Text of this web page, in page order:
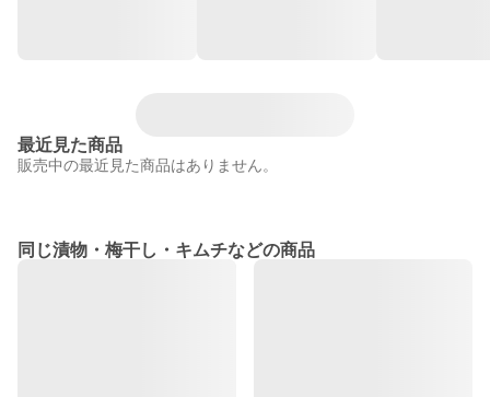
最近見た商品
販売中の最近見た商品はありません。
同じ漬物・梅干し・キムチなどの商品